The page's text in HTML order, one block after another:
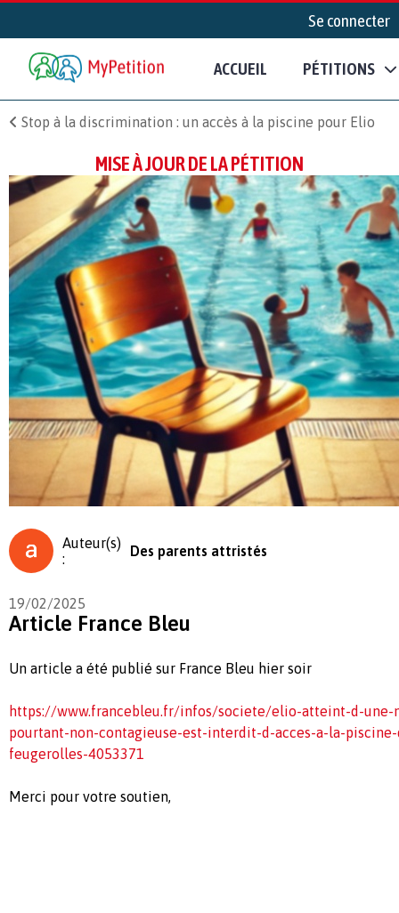
Se connecter
ACCUEIL PÉTITIONS
Stop à la discrimination : un accès à la piscine pour Elio
MISE À JOUR DE LA PÉTITION
Auteur(s)
:
Des parents attristés
19/02/2025
Article France Bleu
Un article a été publié sur France Bleu hier soir
https://www.francebleu.fr/infos/societe/elio-atteint-d-une-
pourtant-non-contagieuse-est-interdit-d-acces-a-la-
feugerolles-4053371
Merci pour votre soutien,